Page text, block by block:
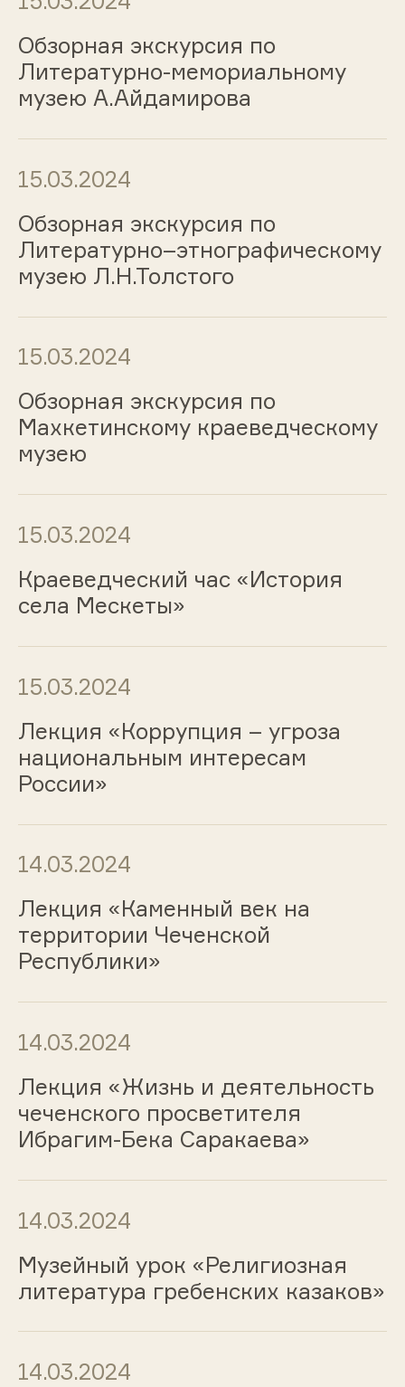
Обзорная экскурсия по
Литературно-мемориальному
музею А.Айдамирова
15.03.2024
Обзорная экскурсия по
Литературно–этнографическому
музею Л.Н.Толстого
15.03.2024
Обзорная экскурсия по
Махкетинскому краеведческому
музею
15.03.2024
Краеведческий час «История
села Мескеты»
15.03.2024
Лекция «Коррупция – угроза
национальным интересам
России»
14.03.2024
Лекция «Каменный век на
территории Чеченской
Республики»
14.03.2024
Лекция «Жизнь и деятельность
чеченского просветителя
Ибрагим-Бека Саракаева»
14.03.2024
Музейный урок «Религиозная
литература гребенских казаков»
14.03.2024